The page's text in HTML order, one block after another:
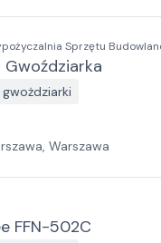
Sprzętu
Gwoździarka
Warszawa
FFN-502C